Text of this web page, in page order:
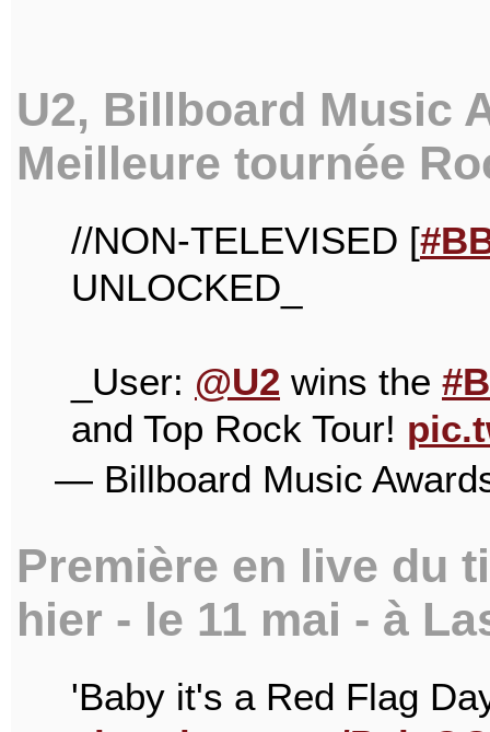
U2, Billboard Music
Meilleure tournée
//NON-TELEVISED [
UNLOCKED_
_User: @U2 wins the
and Top Rock Tour!
— Billboard Music
Première en live du
hier - le 11 mai - à
'Baby it's a Red Flag